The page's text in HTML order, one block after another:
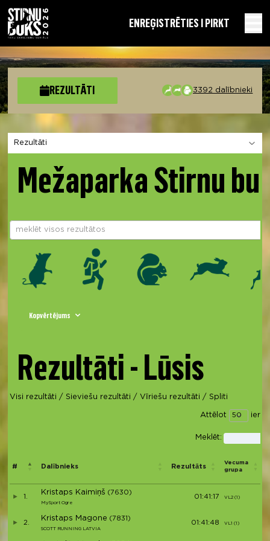
ENREĢISTRĒTIES I PIRKT
REZULTĀTI 3392 dalībnieki
Izvēlies sadaļu
Mežaparka Stirnu
Kopvērtējums
Rezultāti - Lūsis
Visi rezultāti / Sieviešu rezultāti / Vīriešu rezultāti / Spliti
Attēlot
Meklēt:
# Dalībnieks Rezultāts
Vecuma
grupa
1.
Kristaps Kaimiņš (7630)
MySport Ogre
01:41:17 VL2 (1)
2.
Kristaps Magone (7831)
SCOTT RUNNING LATVIA
01:41:48 VL1 (1)